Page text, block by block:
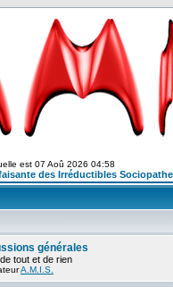
est 07 Aoû 2026 04:58
des Irréductibles
générales
tout et de rien
A.M.I.S.